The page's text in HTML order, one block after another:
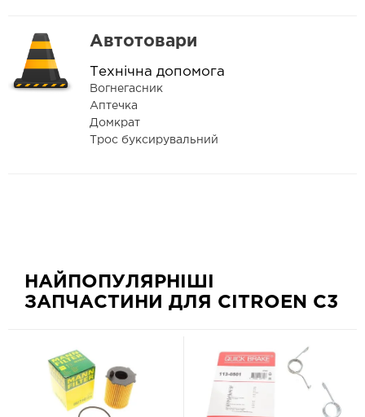
Автотовари
Технічна допомога
Вогнегасник
Аптечка
Домкрат
Трос буксирувальний
НАЙПОПУЛЯРНІШІ
ЗАПЧАСТИНИ ДЛЯ CITROEN C3